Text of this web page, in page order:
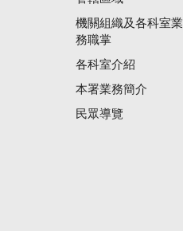
機關組織及各科室業
務職掌
各科室介紹
本署業務簡介
民眾導覽